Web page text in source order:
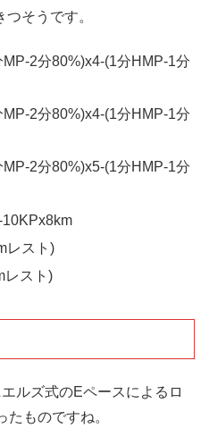
そうです。
2分80%)x4-(1分HMP-1分
2分80%)x4-(1分HMP-1分
2分80%)x5-(1分HMP-1分
10KPx8km
レスト)
レスト)
ルズ式のEペースによるロ
たものですね。